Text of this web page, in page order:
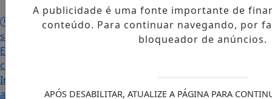
Legais/
Prefeitura abre PSS com vagas em seis funções e
salários que chegam a R$ 3,8 mil
Igreja do Divino
Espírito Santo
contempladas com programas estaduais
Intercambista palmense comenta sobre sua viagem
ao Canadá e destaca o aprendizado
Prefeitura
A publicidade é uma fonte importante de
conteúdo. Para continuar navegando, por
bloqueador de anúncios.
APÓS DESABILITAR, ATUALIZE A PÁGINA PARA